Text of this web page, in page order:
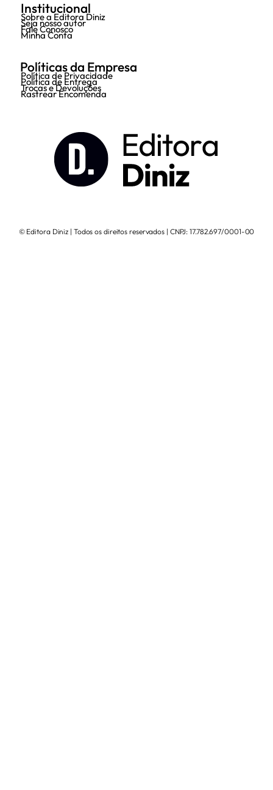
Institucional
Sobre a Editora Diniz
Seja nosso autor
Fale Conosco
Minha Conta
Políticas da Empresa
Política de Privacidade
Política de Entrega
Trocas e Devoluções
Rastrear Encomenda
© Editora Diniz | Todos os direitos reservados | CNPJ: 17.782.697/0001-00